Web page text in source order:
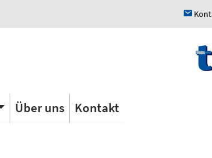
h
Über uns Kontakt